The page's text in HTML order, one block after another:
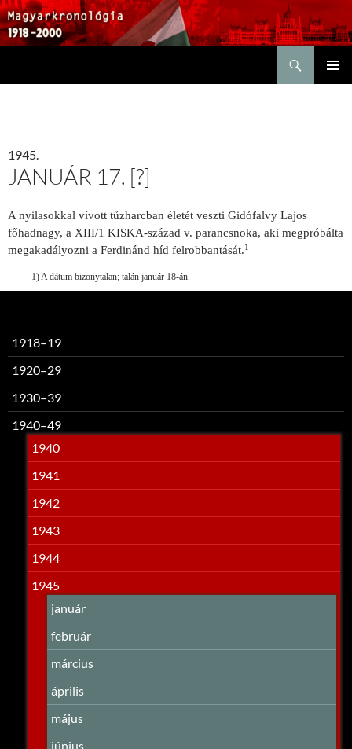
1945.
JANUÁR 17. [?]
A nyilasokkal vívott tűzharcban életét veszti Gidófalvy Lajos
főhadnagy, a XIII/1 KISKA-század v. parancsnoka, aki megpróbálta
megakadályozni a Ferdinánd híd felrobbantását.1
1) A dátum bizonytalan; talán január 18-án.
1918–19
1920–29
1930–39
1940–49
1940
1941
1942
1943
1944
1945
január
február
március
április
május
június